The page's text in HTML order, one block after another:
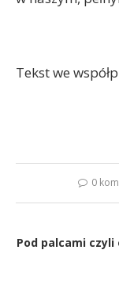
Tekst we
0
Pod palcami czyli